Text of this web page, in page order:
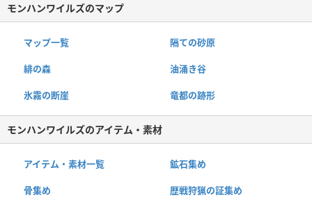
モンハンワイルズのマップ
マップ一覧 隔ての砂原
緋の森 油涌き谷
氷霧の断崖 竜都の跡形
モンハンワイルズのアイテム・素材
アイテム・素材一覧 鉱石集め
骨集め 歴戦狩猟の証集め